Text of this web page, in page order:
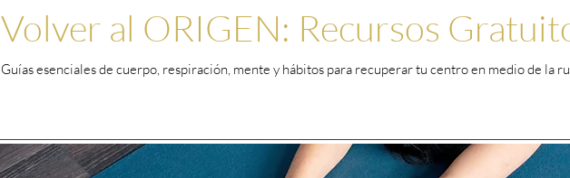
Volver al ORIGEN: Recursos
Guías esenciales de cuerpo, respiración, mente y hábitos para recuperar tu centro en medio de la